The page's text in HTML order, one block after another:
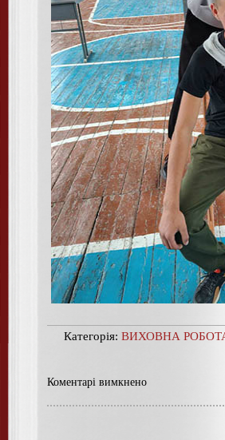
Категорія: ВИХОВНА
Коментарі вимкнено